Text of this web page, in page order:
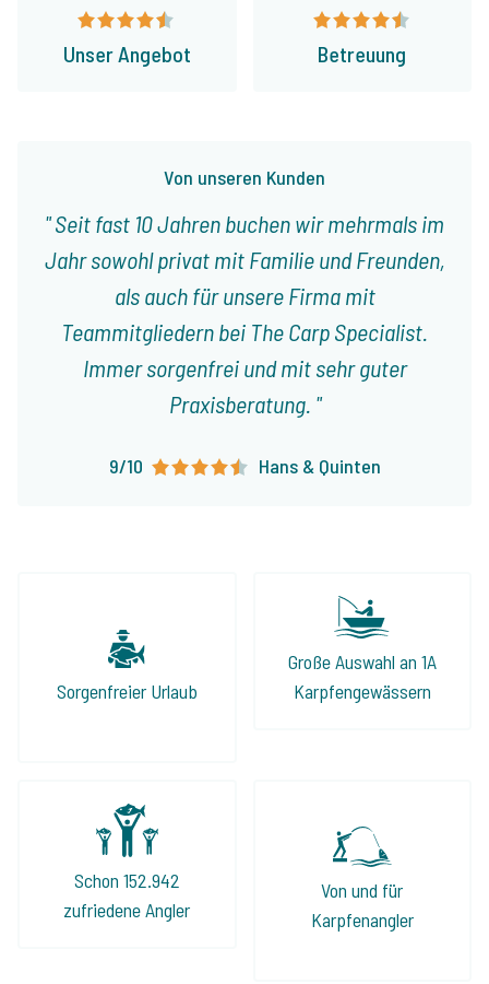
Von unseren Kunden
Seit fast 10 Jahren buchen wir mehrmals im
Jahr sowohl privat mit Familie und Freunden,
als auch für unsere Firma mit
Teammitgliedern bei The Carp Specialist.
Immer sorgenfrei und mit sehr guter
Praxisberatung.
9/10 Hans & Quinten
Unser Angebot Betreuung
Sorgenfreier Urlaub
Große Auswahl an 1A
Karpfengewässern
Schon 152.942
zufriedene Angler
Von und für
Karpfenangler